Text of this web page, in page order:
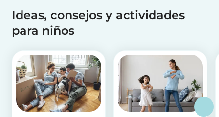
Ideas, consejos y actividades
para niños